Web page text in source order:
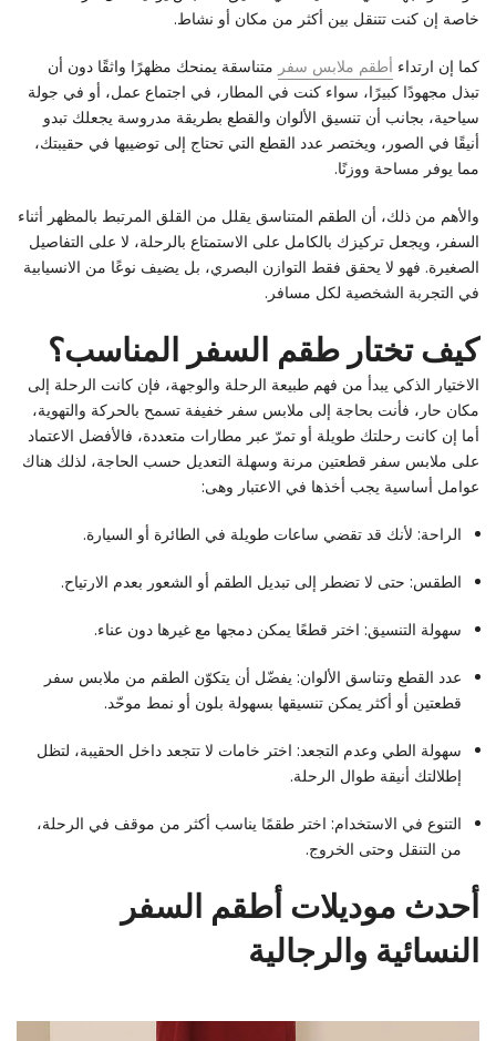
خاصة إن كنت تتنقل بين أكثر من مكان أو نشاط.
كما إن ارتداء أطقم ملابس سفر متناسقة يمنحك مظهرًا واثقًا دون أن
تبذل مجهودًا كبيرًا، سواء كنت في المطار، في اجتماع عمل، أو في جولة
سياحية، بجانب أن تنسيق الألوان والقطع بطريقة مدروسة يجعلك تبدو
أنيقًا في الصور، ويختصر عدد القطع التي تحتاج إلى توضيبها في حقيبتك،
مما يوفر مساحة ووزنًا.
والأهم من ذلك، أن الطقم المتناسق يقلل من القلق المرتبط بالمظهر أثناء
السفر، ويجعل تركيزك بالكامل على الاستمتاع بالرحلة، لا على التفاصيل
الصغيرة. فهو لا يحقق فقط التوازن البصري، بل يضيف نوعًا من الانسيابية
في التجربة الشخصية لكل مسافر.
كيف تختار طقم السفر المناسب؟
الاختيار الذكي يبدأ من فهم طبيعة الرحلة والوجهة، فإن كانت الرحلة إلى
مكان حار، فأنت بحاجة إلى ملابس سفر خفيفة تسمح بالحركة والتهوية،
أما إن كانت رحلتك طويلة أو تمرّ عبر مطارات متعددة، فالأفضل الاعتماد
على ملابس سفر قطعتين مرنة وسهلة التعديل حسب الحاجة، لذلك هناك
عوامل أساسية يجب أخذها في الاعتبار وهى:
الراحة: لأنك قد تقضي ساعات طويلة في الطائرة أو السيارة.
الطقس: حتى لا تضطر إلى تبديل الطقم أو الشعور بعدم الارتياح.
سهولة التنسيق: اختر قطعًا يمكن دمجها مع غيرها دون عناء.
عدد القطع وتناسق الألوان: يفضّل أن يتكوّن الطقم من ملابس سفر
قطعتين أو أكثر يمكن تنسيقها بسهولة بلون أو نمط موحّد.
سهولة الطي وعدم التجعد: اختر خامات لا تتجعد داخل الحقيبة، لتظل
إطلالتك أنيقة طوال الرحلة.
التنوع في الاستخدام: اختر طقمًا يناسب أكثر من موقف في الرحلة،
من التنقل وحتى الخروج.
أحدث موديلات أطقم السفر
النسائية والرجالية